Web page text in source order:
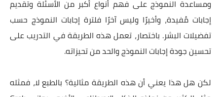
ومساعدة النموذج على فهم أنواع أكبر من الأسئلة وتقديم
إجابات مُفيدة، وأخيرًا وليس آخرًا فلترة إجابات النموذج حسب
تفضيلات البشر. باختصار، تعمل هذه الطريقة في التدريب على
تحسين جودة إجابات النموذج والحد من تحيزاته.
لكن هل هذا يعني أن هذه الطريقة مثالية؟ بالطبع لا، فمثله